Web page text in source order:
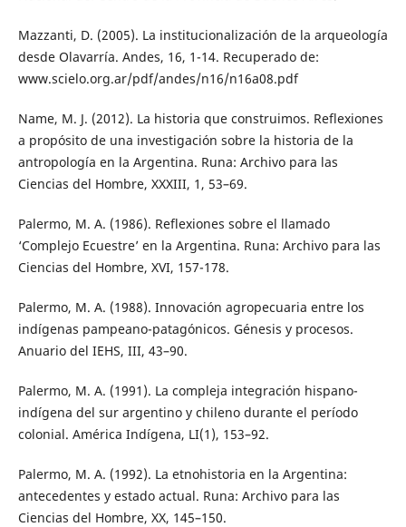
Mazzanti, D. (2005). La institucionalización de la arqueología
desde Olavarría. Andes, 16, 1-14. Recuperado de:
www.scielo.org.ar/pdf/andes/n16/n16a08.pdf
Name, M. J. (2012). La historia que construimos. Reflexiones
a propósito de una investigación sobre la historia de la
antropología en la Argentina. Runa: Archivo para las
Ciencias del Hombre, XXXIII, 1, 53–69.
Palermo, M. A. (1986). Reflexiones sobre el llamado
‘Complejo Ecuestre’ en la Argentina. Runa: Archivo para las
Ciencias del Hombre, XVI, 157-178.
Palermo, M. A. (1988). Innovación agropecuaria entre los
indígenas pampeano-patagónicos. Génesis y procesos.
Anuario del IEHS, III, 43–90.
Palermo, M. A. (1991). La compleja integración hispano-
indígena del sur argentino y chileno durante el período
colonial. América Indígena, LI(1), 153–92.
Palermo, M. A. (1992). La etnohistoria en la Argentina:
antecedentes y estado actual. Runa: Archivo para las
Ciencias del Hombre, XX, 145–150.